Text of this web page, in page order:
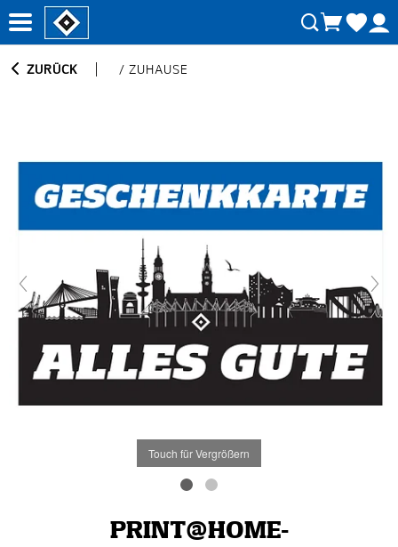
ZURÜCK /ZUHAUSE
Touch für Vergrößern
PRINT@HOME-